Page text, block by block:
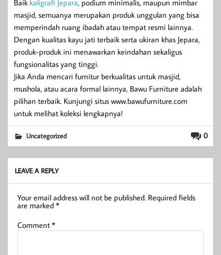
Baik kaligrafi Jepara, podium minimalis, maupun mimbar
masjid, semuanya merupakan produk unggulan yang bisa
memperindah ruang ibadah atau tempat resmi lainnya.
Dengan kualitas kayu jati terbaik serta ukiran khas Jepara,
produk-produk ini menawarkan keindahan sekaligus
fungsionalitas yang tinggi.
Jika Anda mencari furnitur berkualitas untuk masjid,
mushola, atau acara formal lainnya, Bawu Furniture adalah
pilihan terbaik. Kunjungi situs www.bawufurniture.com
untuk melihat koleksi lengkapnya!
0
Uncategorized
LEAVE A REPLY
Your email address will not be published. Required fields
are marked*
Comment*